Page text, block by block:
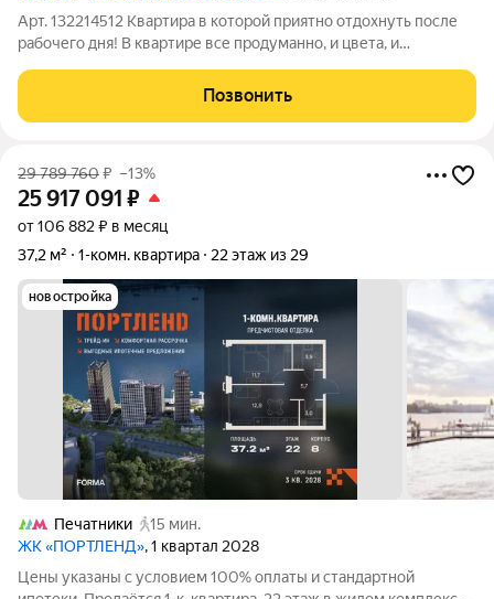
Арт. 132214512 Квартира в которой приятно отдохнуть после
рабочего дня! В квартире все продуманно, и цвета, и
планировка, которая добавляет привлекательности! И
заметьте, Вам не надо ничего
Позвонить
29 789 760₽ –13%
25 917 091 ₽
от 106 882 ₽ в месяц
37,2 м²
1-комн. квартира 22 этаж из 29
новостройка
Печатники
15 мин.
ЖК «ПОРТЛЕНД», 1 квартал 2028
Цены указаны с условием 100% оплаты и стандартной